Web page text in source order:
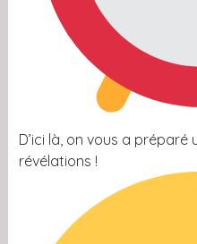
D’ici là, on vous a
révélations !